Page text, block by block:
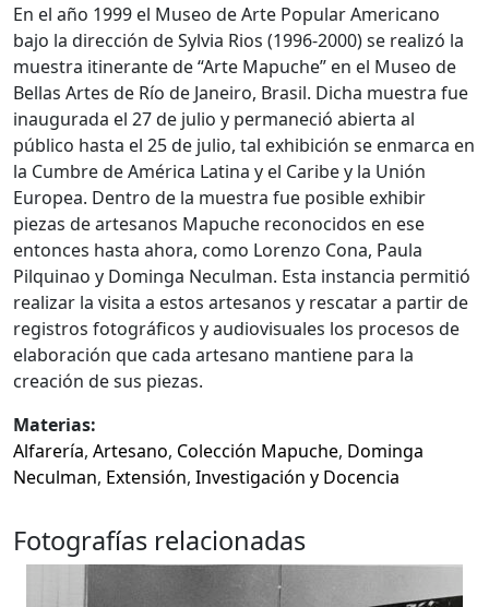
En el año 1999 el Museo de Arte Popular Americano
bajo la dirección de Sylvia Rios (1996-2000) se realizó la
muestra itinerante de “Arte Mapuche” en el Museo de
Bellas Artes de Río de Janeiro, Brasil. Dicha muestra fue
inaugurada el 27 de julio y permaneció abierta al
público hasta el 25 de julio, tal exhibición se enmarca en
la Cumbre de América Latina y el Caribe y la Unión
Europea. Dentro de la muestra fue posible exhibir
piezas de artesanos Mapuche reconocidos en ese
entonces hasta ahora, como Lorenzo Cona, Paula
Pilquinao y Dominga Neculman. Esta instancia permitió
realizar la visita a estos artesanos y rescatar a partir de
registros fotográficos y audiovisuales los procesos de
elaboración que cada artesano mantiene para la
creación de sus piezas.
Materias:
Alfarería, Artesano, Colección Mapuche, Dominga
Neculman, Extensión, Investigación y Docencia
Fotografías relacionadas